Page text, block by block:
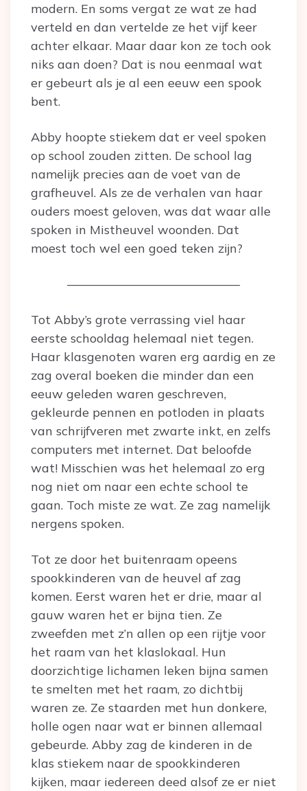
modern. En soms vergat ze wat ze had
verteld en dan vertelde ze het vijf keer
achter elkaar. Maar daar kon ze toch ook
niks aan doen? Dat is nou eenmaal wat
er gebeurt als je al een eeuw een spook
bent.
Abby hoopte stiekem dat er veel spoken
op school zouden zitten. De school lag
namelijk precies aan de voet van de
grafheuvel. Als ze de verhalen van haar
ouders moest geloven, was dat waar alle
spoken in Mistheuvel woonden. Dat
moest toch wel een goed teken zijn?
——————————————
Tot Abby’s grote verrassing viel haar
eerste schooldag helemaal niet tegen.
Haar klasgenoten waren erg aardig en ze
zag overal boeken die minder dan een
eeuw geleden waren geschreven,
gekleurde pennen en potloden in plaats
van schrijfveren met zwarte inkt, en zelfs
computers met internet. Dat beloofde
wat! Misschien was het helemaal zo erg
nog niet om naar een echte school te
gaan. Toch miste ze wat. Ze zag namelijk
nergens spoken.
Tot ze door het buitenraam opeens
spookkinderen van de heuvel af zag
komen. Eerst waren het er drie, maar al
gauw waren het er bijna tien. Ze
zweefden met z’n allen op een rijtje voor
het raam van het klaslokaal. Hun
doorzichtige lichamen leken bijna samen
te smelten met het raam, zo dichtbij
waren ze. Ze staarden met hun donkere,
holle ogen naar wat er binnen allemaal
gebeurde. Abby zag de kinderen in de
klas stiekem naar de spookkinderen
kijken, maar iedereen deed alsof ze er niet